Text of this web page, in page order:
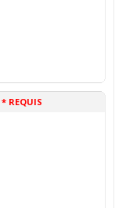
* REQUIS